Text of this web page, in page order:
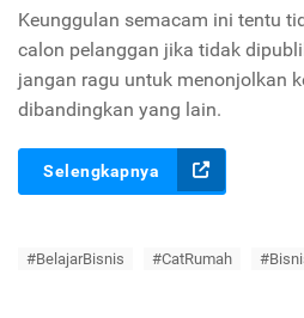
Keunggulan semacam ini tentu
calon pelanggan jika tidak
jangan ragu untuk menonjolkan
dibandingkan yang lain.
Selengkapnya
#BelajarBisnis #CatRumah